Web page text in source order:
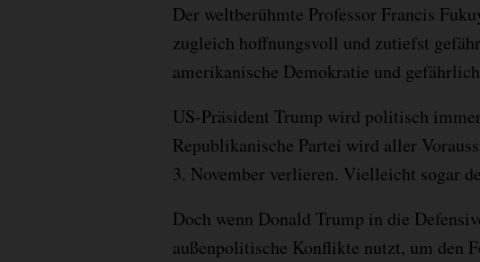
Der weltberühmte Professor Francis
zugleich hoffnungsvoll und zutiefst
amerikanische Demokratie und
US-Präsident Trump wird politisch
Republikanische Partei wird aller
3. November verlieren. Vielleicht sogar
Doch wenn Donald Trump in die
außenpolitische Konflikte nutzt, um den